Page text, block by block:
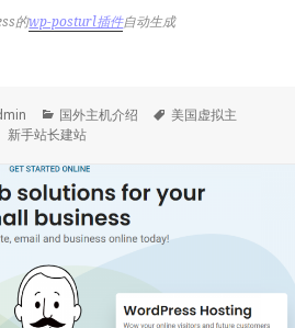
的wp-posturl插件自动生成
分
类
国外主机介绍
标
美国虚拟主
新手站长建站